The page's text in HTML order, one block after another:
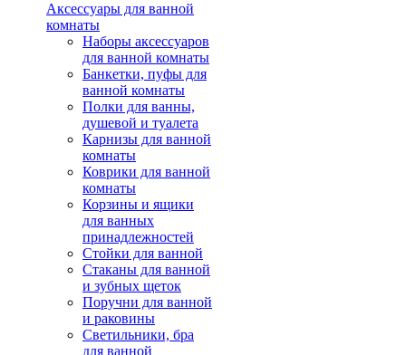
Аксессуары для ванной
комнаты
Наборы аксессуаров
для ванной комнаты
Банкетки, пуфы для
ванной комнаты
Полки для ванны,
душевой и туалета
Карнизы для ванной
комнаты
Коврики для ванной
комнаты
Корзины и ящики
для ванных
принадлежностей
Стойки для ванной
Стаканы для ванной
и зубных щеток
Поручни для ванной
и раковины
Светильники, бра
для ванной